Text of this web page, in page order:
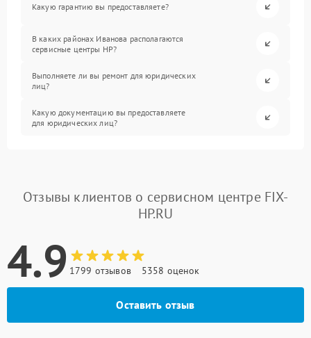
Какую гарантию вы предоставляете?
В каких районах Иванова располагаются
сервисные центры HP?
Выполняете ли вы ремонт для юридических
лиц?
Какую документацию вы предоставляете
для юридических лиц?
Отзывы клиентов о сервисном центре FIX-
HP.RU
4.9 1799 отзывов 5358 оценок
Оставить отзыв